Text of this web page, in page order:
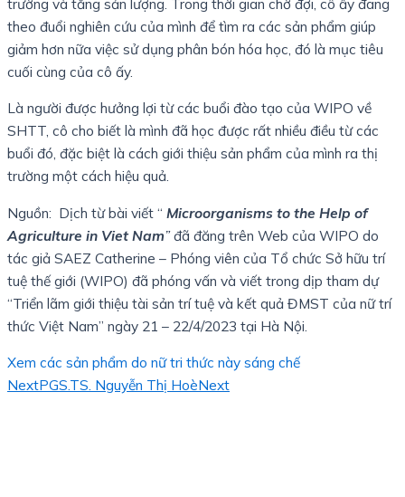
theo đuổi nghiên cứu của mình để tìm ra các sản phẩm giúp
giảm hơn nữa việc sử dụng phân bón hóa học, đó là mục tiêu
cuối cùng của cô ấy.
Là người được hưởng lợi từ các buổi đào tạo của WIPO về
SHTT, cô cho biết là mình đã học được rất nhiều điều từ các
buổi đó, đặc biệt là cách giới thiệu sản phẩm của mình ra thị
trường một cách hiệu quả.
Nguồn: Dịch từ bài viết “ Microorganisms to the Help of
Agriculture in Viet Nam”đã đăng trên Web của WIPO do
tác giả SAEZ Catherine – Phóng viên của Tổ chức Sở hữu trí
tuệ thế giới (WIPO) đã phóng vấn và viết trong dịp tham dự
“Triển lãm giới thiệu tài sản trí tuệ và kết quả ĐMST của nữ trí
thức Việt Nam” ngày 21 – 22/4/2023 tại Hà Nội.
Xem các sản phẩm do nữ tri thức này sáng chế
NextPGS.TS. Nguyễn Thị HoèNext